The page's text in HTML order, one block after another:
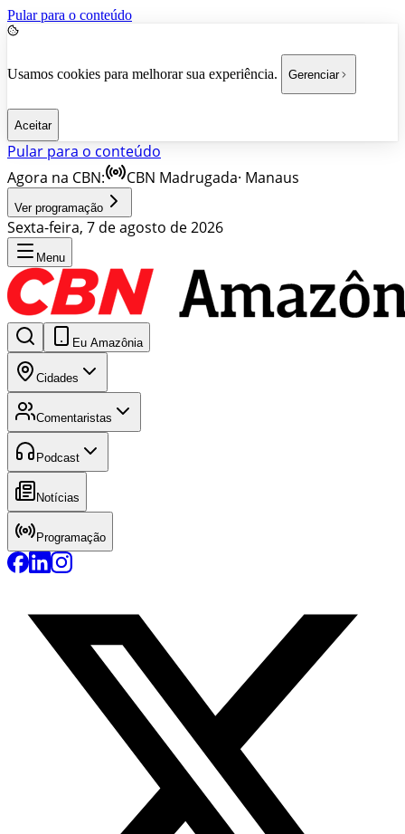
Pular para o conteúdo
Usamos cookies para melhorar sua experiência. Gerenciar
Aceitar
Pular para o conteúdo
Agora na CBN:
CBN Madrugada· Manaus
Ver programação
Sexta-feira, 7 de agosto de 2026
Menu
Eu Amazônia
Cidades
Comentaristas
Podcast
Notícias
Programação